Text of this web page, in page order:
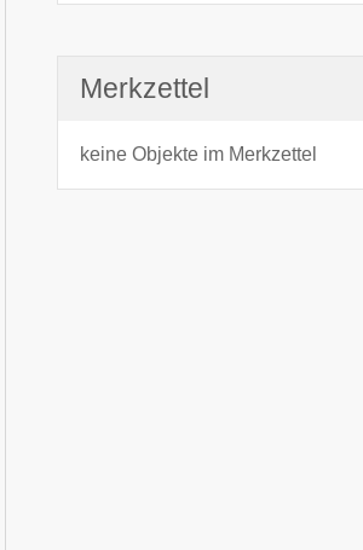
Merkzettel
keine Objekte im Merkzettel